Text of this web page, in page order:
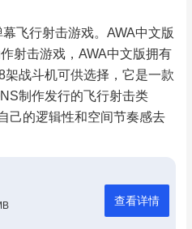
飞行射击游戏。AWA中文版
射击游戏，AWA中文版拥有
战斗机可供选择，它是一款
制作发行的飞行射击类
己的逻辑性和空间节奏感去
查看详情